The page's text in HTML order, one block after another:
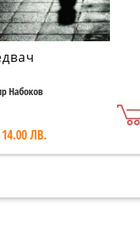
Набоков
ЛВ.